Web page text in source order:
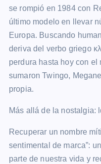
se rompió en 1984 con
último modelo en llevar
Europa. Buscando
deriva del verbo griego
perdura hasta hoy con
sumaron Twingo,
propia.
Más allá de la nostalgia:
Recuperar un nombre
sentimental de marca”:
parte de nuestra vida y